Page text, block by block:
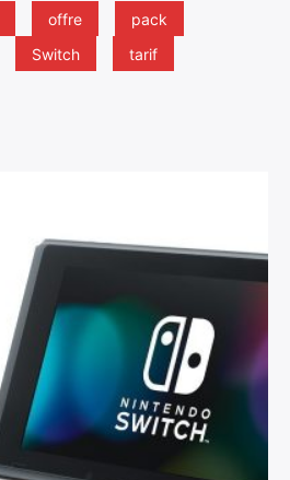
offre
pack
Switch
tarif